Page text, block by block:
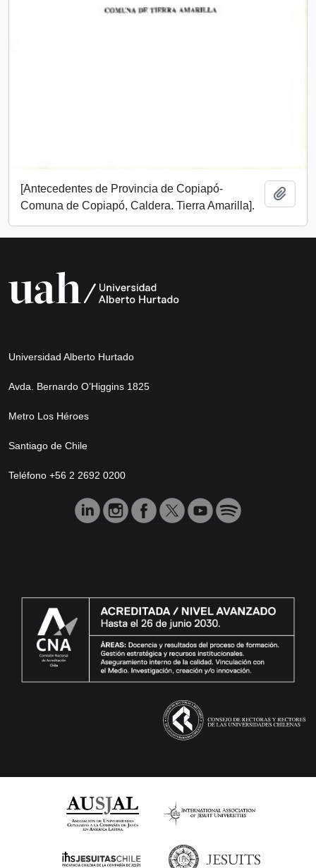
[Antecedentes de Provincia de Copiapó-
Comuna de Copiapó, Caldera. Tierra Amarilla].
Universidad Alberto Hurtado
Avda. Bernardo O’Higgins 1825
Metro Los Héroes
Santiago de Chile
Teléfono +56 2 2692 0200